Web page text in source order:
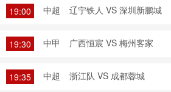
19:00 中超 辽宁铁人 VS 深圳新鹏城
19:30 中甲 广西恒宸 VS 梅州客家
19:35 中超 浙江队 VS 成都蓉城